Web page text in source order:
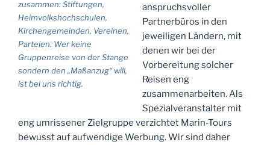
zusammen: Stiftungen,
Heimvolkshochschulen,
Kirchengemeinden, Vereinen,
Parteien. Wer keine
Gruppenreise von der Stange
sondern den „Maßanzug“ will,
ist bei uns richtig.
anspruchsvoller
Partnerbüros in den
jeweiligen Ländern, mit
denen wir bei der
Vorbereitung solcher
Reisen eng
zusammenarbeiten. Als
Spezialveranstalter mit
eng umrissener Zielgruppe verzichtet Marin-Tours
bewusst auf aufwendige Werbung. Wir sind daher